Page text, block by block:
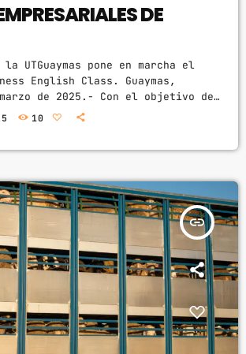
DE
UTGuaymas pone en marcha el
English Class. Guaymas,
de 2025.- Con el objetivo de
habilidades lingüísticas en el
inglés empresarial, informó
Carrizales Salazar. […]
10
insert_link